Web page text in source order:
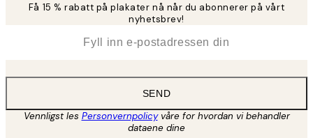
Få 15 % rabatt på plakater nå når du abonnerer på vårt
nyhetsbrev!
SEND
Vennligst les Personvernpolicyvåre for hvordan vi behandler
dataene dine